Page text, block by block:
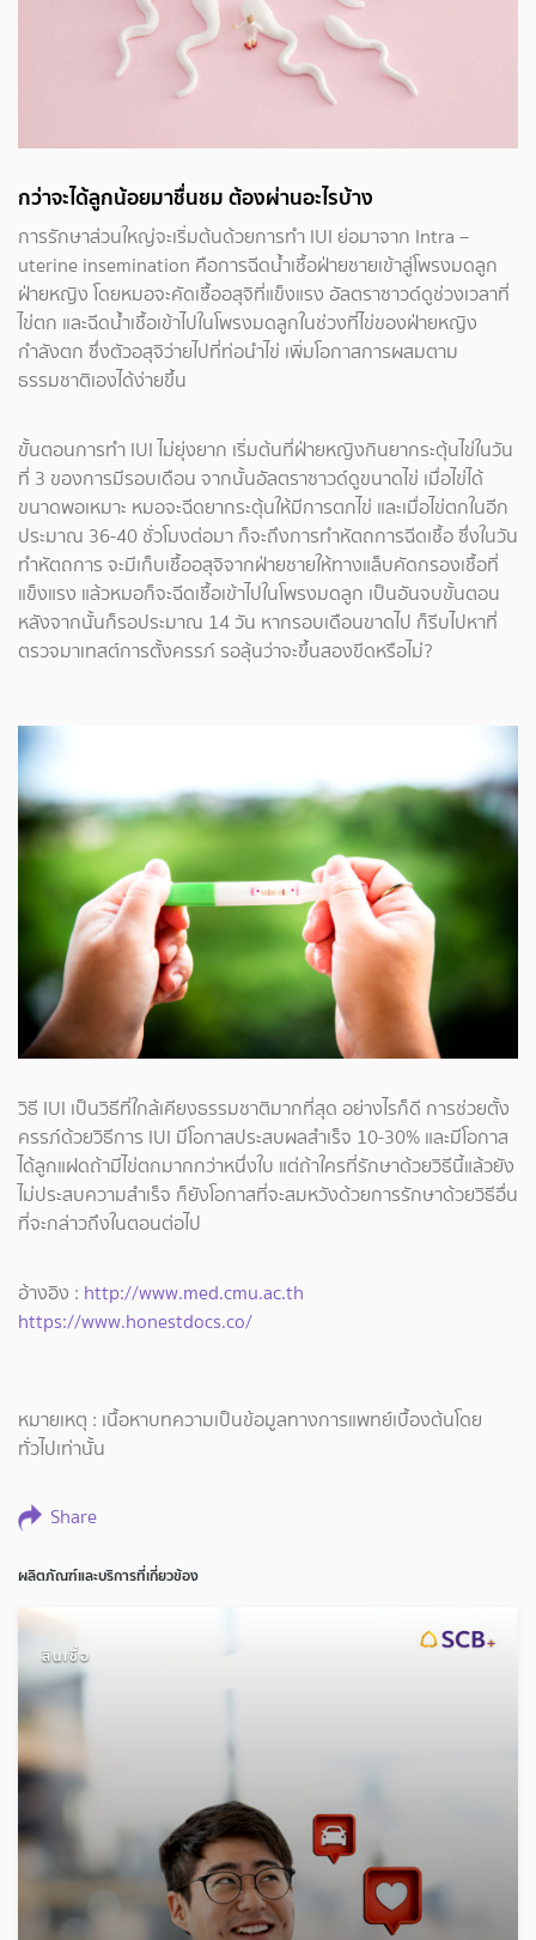
กว่าจะได้ลูกน้อยมาชื่นชม ต้องผ่านอะไรบ้าง
การรักษาส่วนใหญ่จะเริ่มต้นด้วยการทำ IUI ย่อมาจาก Intra –
uterine insemination คือการฉีดน้ำเชื้อฝ่ายชายเข้าสู่โพรงมดลูก
ฝ่ายหญิง โดยหมอจะคัดเชื้ออสุจิที่แข็งแรง อัลตราซาวด์ดูช่วงเวลาที่
ไข่ตก และฉีดน้ำเชื้อเข้าไปในโพรงมดลูกในช่วงที่ไข่ของฝ่ายหญิง
กำลังตก ซึ่งตัวอสุจิว่ายไปที่ท่อนำไข่ เพิ่มโอกาสการผสมตาม
ธรรมชาติเองได้ง่ายขึ้น
ขั้นตอนการทำ IUI ไม่ยุ่งยาก เริ่มต้นที่ฝ่ายหญิงกินยากระตุ้นไข่ในวัน
ที่ 3 ของการมีรอบเดือน จากนั้นอัลตราซาวด์ดูขนาดไข่ เมื่อไข่ได้
ขนาดพอเหมาะ หมอจะฉีดยากระตุ้นให้มีการตกไข่ และเมื่อไข่ตกในอีก
ประมาณ 36-40 ชั่วโมงต่อมา ก็จะถึงการทำหัตถการฉีดเชื้อ ซึ่งในวัน
ทำหัตถการ จะมีเก็บเชื้ออสุจิจากฝ่ายชายให้ทางแล็บคัดกรองเชื้อที่
แข็งแรง แล้วหมอก็จะฉีดเชื้อเข้าไปในโพรงมดลูก เป็นอันจบขั้นตอน
หลังจากนั้นก็รอประมาณ 14 วัน หากรอบเดือนขาดไป ก็รีบไปหาที่
ตรวจมาเทสต์การตั้งครรภ์ รอลุ้นว่าจะขึ้นสองขีดหรือไม่?
วิธี IUI เป็นวิธีที่ใกล้เคียงธรรมชาติมากที่สุด อย่างไรก็ดี การช่วยตั้ง
ครรภ์ด้วยวิธีการ IUI มีโอกาสประสบผลสำเร็จ 10-30% และมีโอกาส
ได้ลูกแฝดถ้ามีไข่ตกมากกว่าหนึ่งใบ แต่ถ้าใครที่รักษาด้วยวิธีนี้แล้วยัง
ไม่ประสบความสำเร็จ ก็ยังโอกาสที่จะสมหวังด้วยการรักษาด้วยวิธีอื่น
ที่จะกล่าวถึงในตอนต่อไป
อ้างอิง : http://www.med.cmu.ac.th
https://www.honestdocs.co/
หมายเหตุ : เนื้อหาบทความเป็นข้อมูลทางการแพทย์เบื้องต้นโดย
ทั่วไปเท่านั้น
Share
ผลิตภัณฑ์และบริการที่เกี่ยวข้อง
สินเชื่อ